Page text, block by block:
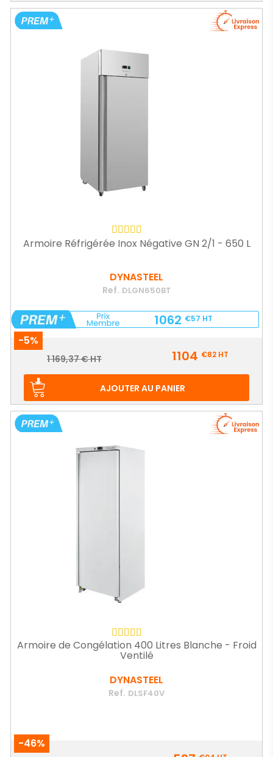
Armoire Réfrigérée Inox Négative GN 2/1 - 650 L
DYNASTEEL
Ref. DLGN650BT
1062 €57 HT
-5%
Prix
Prix
1 169,37 € HT 1104 €82HT
AJOUTER AU PANIER
Armoire de Congélation 400 Litres Blanche - Froid
Ventilé
DYNASTEEL
Ref. DLSF40V
-46%
Prix